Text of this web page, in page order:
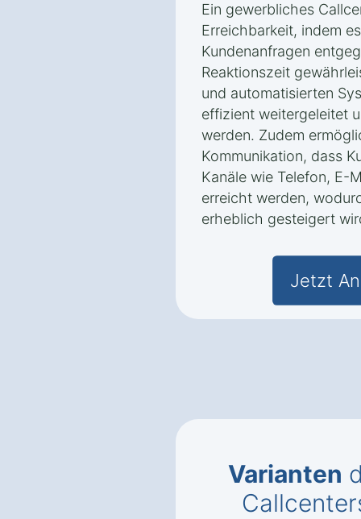
Ein gewerbliches
Erreichbarkeit, indem
Kundenanfragen
Reaktionszeit
und automatisierten
effizient weitergeleitet
werden. Zudem
Kommunikation, dass
Kanäle wie Telefon, E-
erreicht werden,
erheblich gesteigert
Jetzt
Varianten